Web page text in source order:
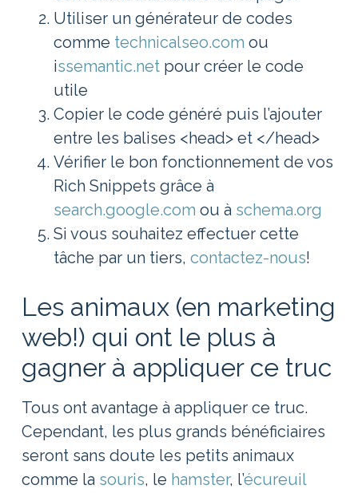
Utiliser un générateur de codes
comme technicalseo.com ou
issemantic.netpour créer le code
utile
Copier le code généré puis l’ajouter
entre les balises <head> et </head>
Vérifier le bon fonctionnement de vos
Rich Snippets grâce à
search.google.com ou à schema.org
Si vous souhaitez effectuer cette
tâche par un tiers, contactez-nous!
Les animaux (en marketing
web!) qui ont le plus à
gagner à appliquer ce truc
Tous ont avantage à appliquer ce truc.
Cependant, les plus grands bénéficiaires
seront sans doute les petits animaux
comme la souris, le hamster, l’écureuil